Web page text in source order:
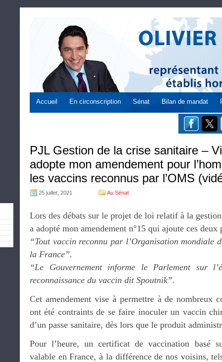
Accueil En circonscription Sénat Bilan de mandat
PJL Gestion de la crise sanitaire –
adopte mon amendement pour
les vaccins reconnus par l’OMS
25 juillet, 2021 Au Sénat
Lors des débats sur le projet de loi relatif à la
a adopté mon amendement n°15 qui ajoute ces deux
“Tout vaccin reconnu par l’Organisation mondiale
la France”.
“Le Gouvernement informe le Parlement sur
reconnaissance du vaccin dit Spoutnik”.
Cet amendement vise à permettre à de nombreux
ont été contraints de se faire inoculer un vaccin
d’un passe sanitaire, dès lors que le produit
Pour l’heure, un certificat de vaccination basé
valable en France, à la différence de nos voisins,